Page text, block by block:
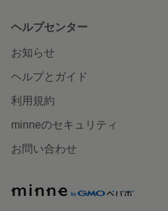
ヘルプセンター
お知らせ
ヘルプとガイド
利用規約
minneのセキュリティ
お問い合わせ